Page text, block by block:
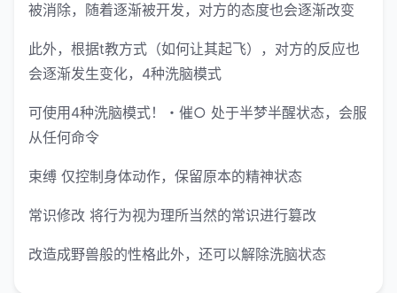
被消除，随着逐渐被开发，对方的态度也会逐渐改变
此外，根据t教方式（如何让其起飞），对方的反应也
会逐渐发生变化，4种洗脑模式
可使用4种洗脑模式！・催○ 处于半梦半醒状态，会服
从任何命令
束缚 仅控制身体动作，保留原本的精神状态
常识修改 将行为视为理所当然的常识进行篡改
改造成野兽般的性格此外，还可以解除洗脑状态